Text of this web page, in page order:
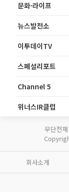
문화·라이프
뉴스발전소
이투데이TV
스페셜리포트
Channel 5
위너스IR클럽
무단전
회사소개